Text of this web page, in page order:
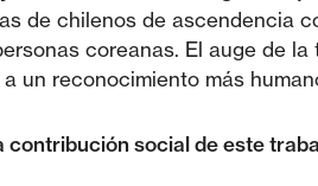
de chilenos de ascendencia
coreanas. El auge de
un reconocimiento más
contribución social de este